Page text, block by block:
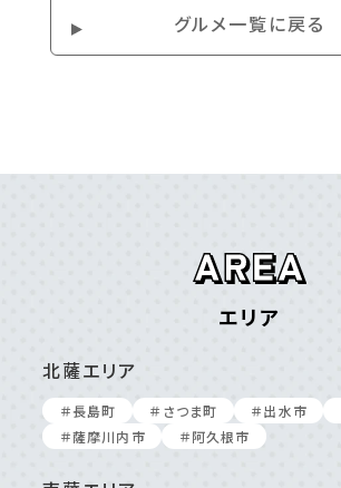
グルメ⼀覧に戻る
エリア
北薩エリア
＃⻑島町 ＃さつま町 ＃出⽔市
＃薩摩川内市
＃阿久根市